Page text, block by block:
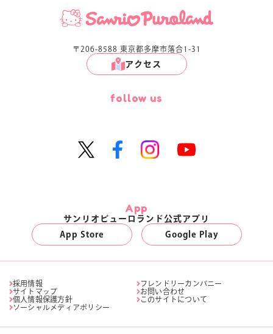
〒206-8588 東京都多摩市落合1-31
アクセス
follow us
App
サンリオピューロランド公式アプリ
App Store
Google Play
採用情報
フレンドリーカンパニー
サイトマップ
お問い合わせ
個人情報保護方針
このサイトについて
ソーシャルメディアポリシー